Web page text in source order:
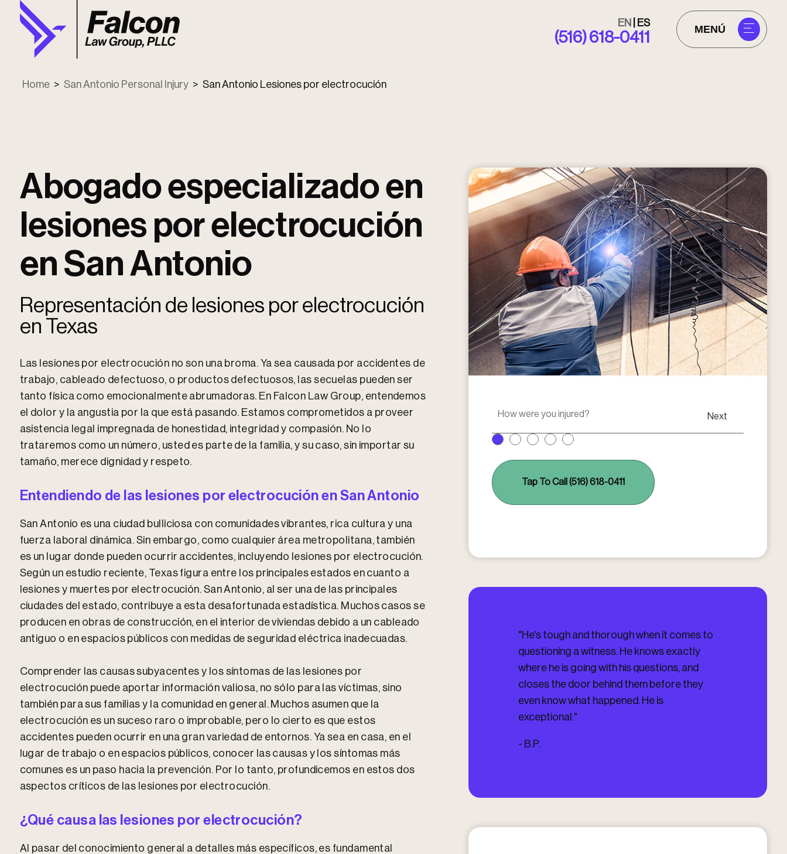
EN ES
(516) 618-0411 MENÚ
Home > San Antonio Personal Injury > San Antonio Lesiones por electrocución
Abogado especializado en
lesiones por electrocución
en San Antonio
Representación de lesiones por electrocución
en Texas
Las lesiones por electrocución no son una broma. Ya sea causada por accidentes de
trabajo, cableado defectuoso, o productos defectuosos, las secuelas pueden ser
tanto física como emocionalmente abrumadoras. En Falcon Law Group, entendemos
el dolor y la angustia por la que está pasando. Estamos comprometidos a proveer
asistencia legal impregnada de honestidad, integridad y compasión. No lo
trataremos como un número, usted es parte de la familia, y su caso, sin importar su
tamaño, merece dignidad y respeto.
Entendiendo de las lesiones por electrocución en San Antonio
San Antonio es una ciudad bulliciosa con comunidades vibrantes, rica cultura y una
fuerza laboral dinámica. Sin embargo, como cualquier área metropolitana, también
es un lugar donde pueden ocurrir accidentes, incluyendo lesiones por electrocución.
Según un estudio reciente, Texas figura entre los principales estados en cuanto a
lesiones y muertes por electrocución. San Antonio, al ser una de las principales
ciudades del estado, contribuye a esta desafortunada estadística. Muchos casos se
producen en obras de construcción, en el interior de viviendas debido a un cableado
antiguo o en espacios públicos con medidas de seguridad eléctrica inadecuadas.
Comprender las causas subyacentes y los síntomas de las lesiones por
electrocución puede aportar información valiosa, no sólo para las víctimas, sino
también para sus familias y la comunidad en general. Muchos asumen que la
electrocución es un suceso raro o improbable, pero lo cierto es que estos
accidentes pueden ocurrir en una gran variedad de entornos. Ya sea en casa, en el
lugar de trabajo o en espacios públicos, conocer las causas y los síntomas más
comunes es un paso hacia la prevención. Por lo tanto, profundicemos en estos dos
aspectos críticos de las lesiones por electrocución.
¿Qué causa las lesiones por electrocución?
Al pasar del conocimiento general a detalles más específicos, es fundamental
w
w
e
y
e
Next
Tap To Call (516) 618-0411
"He's tough and thorough when it comes to
questioning a witness. He knows exactly
where he is going with his questions, and
closes the door behind them before they
even know what happened. He is
exceptional."
- B.P.